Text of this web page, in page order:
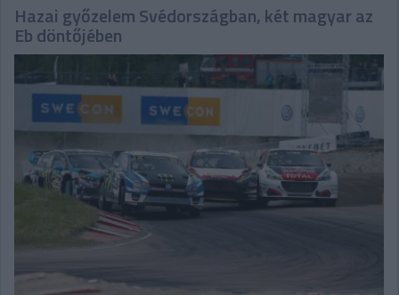
Hazai győzelem Svédországban, két magyar az
Eb döntőjében